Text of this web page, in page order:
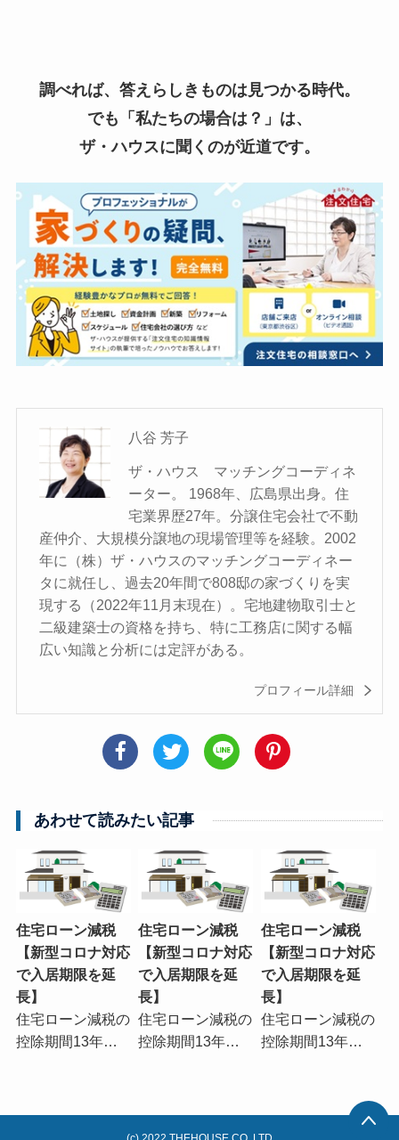
調べれば、答えらしきものは見つかる時代。
でも「私たちの場合は？」は、
ザ・ハウスに聞くのが近道です。
八谷 芳子
ザ・ハウス マッチングコーディネ
ーター。 1968年、広島県出身。住
宅業界歴27年。分譲住宅会社で不動
産仲介、大規模分譲地の現場管理等を経験。2002
年に（株）ザ・ハウスのマッチングコーディネー
タに就任し、過去20年間で808邸の家づくりを実
現する（2022年11月末現在）。宅地建物取引士と
二級建築士の資格を持ち、特に工務店に関する幅
広い知識と分析には定評がある。
プロフィール詳細
あわせて読みたい記事
住宅ローン減税
【新型コロナ対応
で入居期限を延
長】
住宅ローン減税の
控除期間13年…
住宅ローン減税
【新型コロナ対応
で入居期限を延
長】
住宅ローン減税の
控除期間13年…
住宅ローン減税
【新型コロナ対応
で入居期限を延
長】
住宅ローン減税の
控除期間13年…